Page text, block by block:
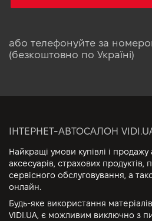
або телефонуйте за
(безкоштовно по Україні)
ІНТЕРНЕТ-АВТОСАЛОН
Найкращі умови купівлі і продажу
аксесуарів, страхових продуктів,
сервісного обслуговування, а
онлайн.
Будь-яке використання
VIDI.UA, є можливим виключно з